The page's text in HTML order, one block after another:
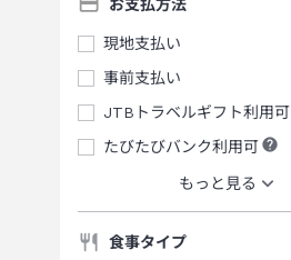
お支払方法
現地支払い
事前支払い
JTBトラベルギフト利用可
たびたびバンク利用可
もっと見る
食事タイプ